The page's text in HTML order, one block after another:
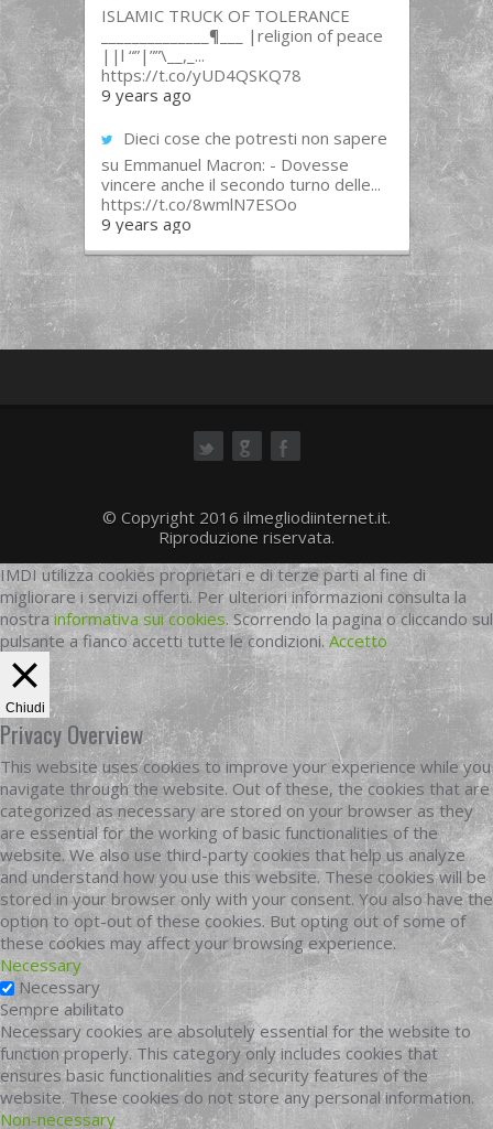
ISLAMIC TRUCK OF TOLERANCE
______________¶___ |religion of peace
||l “”|””\__,_...
https://t.co/yUD4QSKQ78
9 years ago
Dieci cose che potresti non sapere
su Emmanuel Macron: - Dovesse
vincere anche il secondo turno delle...
https://t.co/8wmlN7ESOo
9 years ago
© Copyright 2016 ilmegliodiinternet.it.
Riproduzione riservata.
IMDI utilizza cookies proprietari e di terze parti al fine di
migliorare i servizi offerti. Per ulteriori informazioni consulta la
nostrainformativa sui cookies. Scorrendo la pagina o cliccando sul
pulsante a fianco accetti tutte le condizioni.Accetto
Chiudi
Privacy Overview
This website uses cookies to improve your experience while you
navigate through the website. Out of these, the cookies that are
categorized as necessary are stored on your browser as they
are essential for the working of basic functionalities of the
website. We also use third-party cookies that help us analyze
and understand how you use this website. These cookies will be
stored in your browser only with your consent. You also have the
option to opt-out of these cookies. But opting out of some of
these cookies may affect your browsing experience.
Necessary
Necessary
Sempre abilitato
Necessary cookies are absolutely essential for the website to
function properly. This category only includes cookies that
ensures basic functionalities and security features of the
website. These cookies do not store any personal information.
Non-necessary